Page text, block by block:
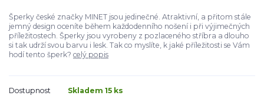
Šperky české značky MINET jsou jedinečné. Atraktivní, a přitom stále
jemný design oceníte během každodenního nošení i při výjimečných
příležitostech. Šperky jsou vyrobeny z pozlaceného stříbra a dlouho
si tak udrží svou barvu i lesk. Tak co myslíte, k jaké příležitosti se Vám
hodí tento šperk? celý popis
Dostupnost Skladem 15 ks